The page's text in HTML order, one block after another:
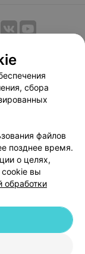
договор
оплаты
Беларусь,
сбора
файлов
позднее время.
о целях,
cookie вы
обработки